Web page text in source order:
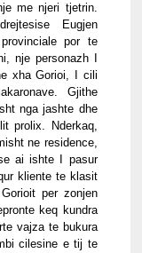
me njeri tjetrin.
Eugjen
por te
nje personazh I
xha Gorioi, I cili
Gjithe
nga jashte dhe
prolix. Nderkaq,
ne residence,
ai ishte I pasur
kliente te klasit
per zonjen
keq kundra
vajza te bukura
cilesine e tij te